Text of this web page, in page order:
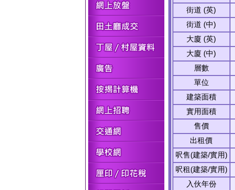
街道 (英)
街道 (中)
大廈 (英)
大廈 (中)
層數
單位
建築面積
實用面積
售價
出租價
呎售(建築/實用)
呎租(建築/實用)
入伙年份